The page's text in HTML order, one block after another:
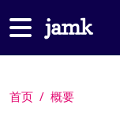
停靠面板
首页 概要